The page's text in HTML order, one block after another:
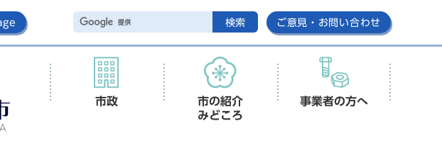
検索 ご意見・お問い合わせ
市政
市の紹介
みどころ
事業者の方へ